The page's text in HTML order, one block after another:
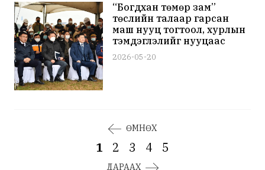
“Богдхан төмөр зам”
төслийн талаар гарсан
маш нууц тогтоол, хурлын
тэмдэглэлийг нууцаас
гаргалаа
2026-05-20
ӨМНӨХ
1 2 3 4 5
ДАРААХ